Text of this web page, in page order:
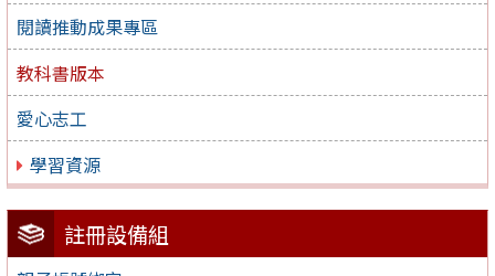
閱讀推動成果專區
教科書版本
愛心志工
學習資源
註冊設備組